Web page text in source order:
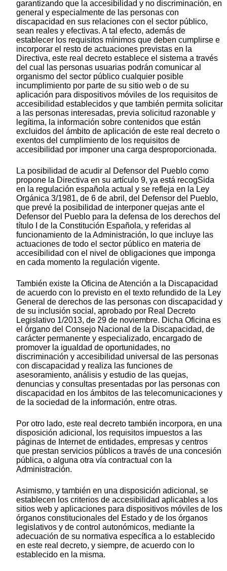
garantizando que la accesibilidad y no discriminación, en
general y especialmente de las personas con
discapacidad en sus relaciones con el sector público,
sean reales y efectivas. A tal efecto, además de
establecer los requisitos mínimos que deben cumplirse e
incorporar el resto de actuaciones previstas en la
Directiva, este real decreto establece el sistema a través
del cual las personas usuarias podrán comunicar al
organismo del sector público cualquier posible
incumplimiento por parte de su sitio web o de su
aplicación para dispositivos móviles de los requisitos de
accesibilidad establecidos y que también permita solicitar
a las personas interesadas, previa solicitud razonable y
legítima, la información sobre contenidos que están
excluidos del ámbito de aplicación de este real decreto o
exentos del cumplimiento de los requisitos de
accesibilidad por imponer una carga desproporcionada.
La posibilidad de acudir al Defensor del Pueblo como
propone la Directiva en su artículo 9, ya está recogSida
en la regulación española actual y se refleja en la Ley
Orgánica 3/1981, de 6 de abril, del Defensor del Pueblo,
que prevé la posibilidad de interponer quejas ante el
Defensor del Pueblo para la defensa de los derechos del
título I de la Constitución Española, y referidas al
funcionamiento de la Administración, lo que incluye las
actuaciones de todo el sector público en materia de
accesibilidad con el nivel de obligaciones que imponga
en cada momento la regulación vigente.
También existe la Oficina de Atención a la Discapacidad
de acuerdo con lo previsto en el texto refundido de la Ley
General de derechos de las personas con discapacidad y
de su inclusión social, aprobado por Real Decreto
Legislativo 1/2013, de 29 de noviembre. Dicha Oficina es
el órgano del Consejo Nacional de la Discapacidad, de
carácter permanente y especializado, encargado de
promover la igualdad de oportunidades, no
discriminación y accesibilidad universal de las personas
con discapacidad y realiza las funciones de
asesoramiento, análisis y estudio de las quejas,
denuncias y consultas presentadas por las personas con
discapacidad en los ámbitos de las telecomunicaciones y
de la sociedad de la información, entre otras.
Por otro lado, este real decreto también incorpora, en una
disposición adicional, los requisitos impuestos a las
páginas de Internet de entidades, empresas y centros
que prestan servicios públicos a través de una concesión
pública, o alguna otra vía contractual con la
Administración.
Asimismo, y también en una disposición adicional, se
establecen los criterios de accesibilidad aplicables a los
sitios web y aplicaciones para dispositivos móviles de los
órganos constitucionales del Estado y de los órganos
legislativos y de control autonómicos, mediante la
adecuación de su normativa específica a lo establecido
en este real decreto, y siempre, de acuerdo con lo
establecido en la misma.